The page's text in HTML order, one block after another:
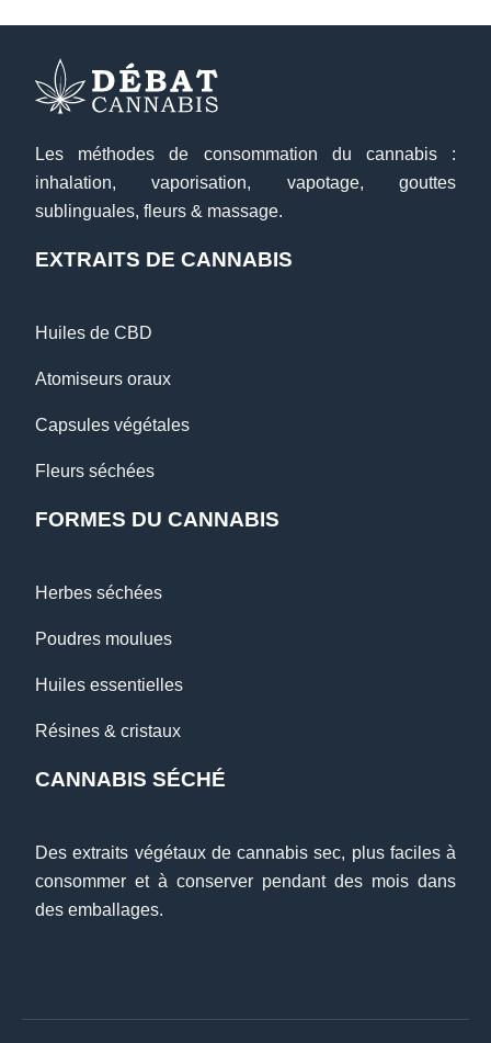
Les méthodes de consommation du cannabis :
inhalation, vaporisation, vapotage, gouttes
sublinguales, fleurs & massage.
EXTRAITS DE CANNABIS
Huiles de CBD
Atomiseurs oraux
Capsules végétales
Fleurs séchées
FORMES DU CANNABIS
Herbes séchées
Poudres moulues
Huiles essentielles
Résines & cristaux
CANNABIS SÉCHÉ
Des extraits végétaux de cannabis sec, plus faciles à
consommer et à conserver pendant des mois dans
des emballages.